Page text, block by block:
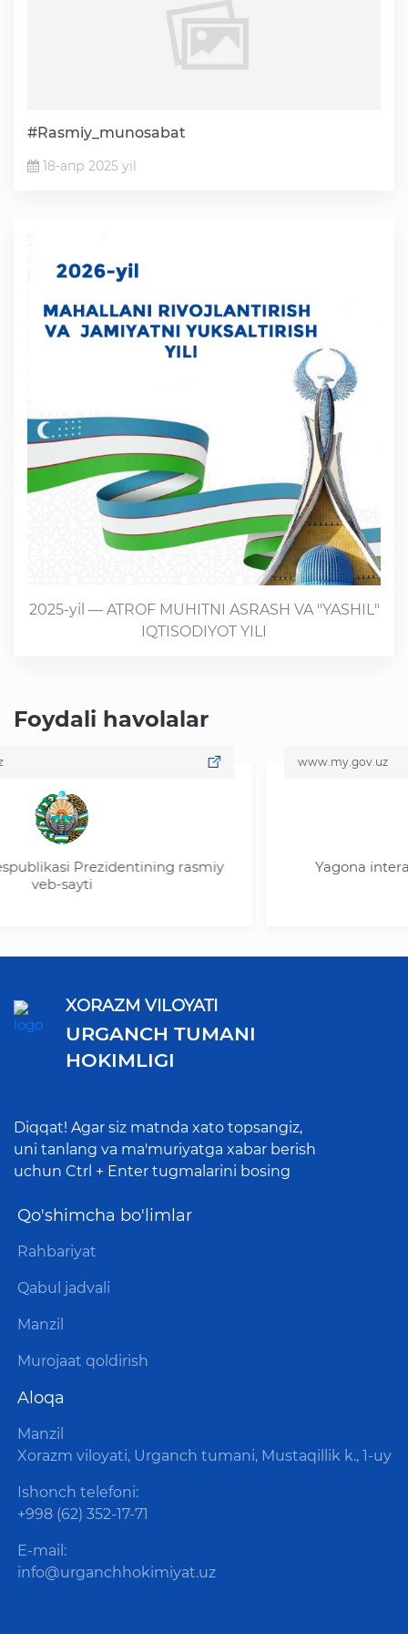
Ochiq ma'lumotlar
«Ochiq ma'lumotlar» PF-6247 bo'yicha
#Rasmiy_munosabat
18-апр 2025 yil
2025-yil — ATROF MUHITNI ASRASH VA "YASHIL"
IQTISODIYOT YILI
Foydali havolalar
Prezidentining rasmiy
veb-sayti
www.my.gov.uz
Yagona
XORAZM VILOYATI
URGANCH TUMANI
HOKIMLIGI
Diqqat! Agar siz matnda xato topsangiz,
uni tanlang va ma'muriyatga xabar berish
uchun Ctrl + Enter tugmalarini bosing
Qo'shimcha bo'limlar
Rahbariyat
Qabul jadvali
Manzil
Murojaat qoldirish
Aloqa
Manzil
Xorazm viloyati, Urganch tumani, Mustaqillik k., 1-uy
Ishonch telefoni:
+998 (62) 352-17-71
E-mail:
info@urganchhokimiyat.uz